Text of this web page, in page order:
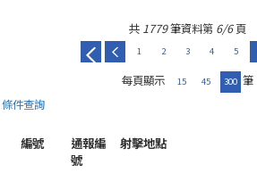
共 1779筆資料第 6/6頁
1 2 3 4 5
每頁顯示 15 45 300 筆
條件查詢
編號
通報編
號
射擊地點